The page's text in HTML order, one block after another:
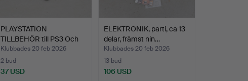
PLAYSTATION
TILLBEHÖR till PS3 Och
PS4, ca…
Klubbades 20 feb 2026
2 bud
37 USD
ELEKTRONIK, parti, ca 13
delar, främst nin…
Klubbades 20 feb 2026
13 bud
106 USD